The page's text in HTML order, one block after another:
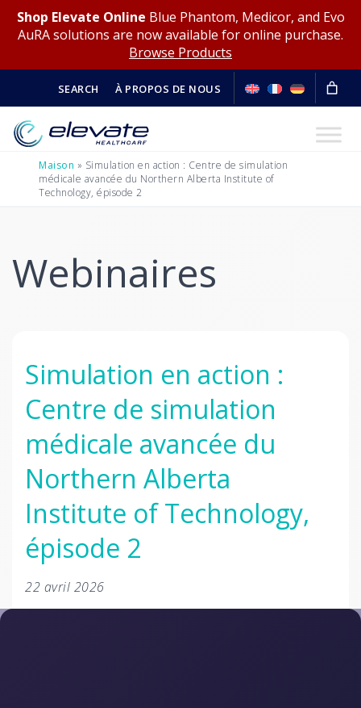
Shop Elevate Online Blue Phantom, Medicor, and Evo
AuRA solutions are now available for online purchase.
Browse Products
SEARCH À PROPOS DE NOUS
Maison » Simulation en action : Centre de simulation
médicale avancée du Northern Alberta Institute of
Technology, épisode 2
Webinaires
Simulation en action :
Centre de simulation
médicale avancée du
Northern Alberta
Institute of Technology,
épisode 2
22 avril 2026